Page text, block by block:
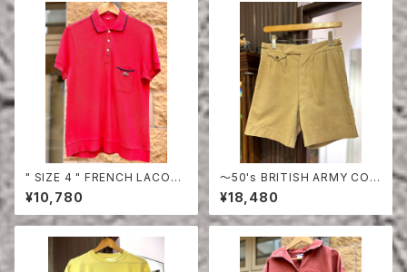
" SIZE 4 " FRENCH LACOS
TE POLO SHIRT HALF SLE
EVE
¥10,780
〜50's BRITISH ARMY COT
TON SHORTS
¥18,480